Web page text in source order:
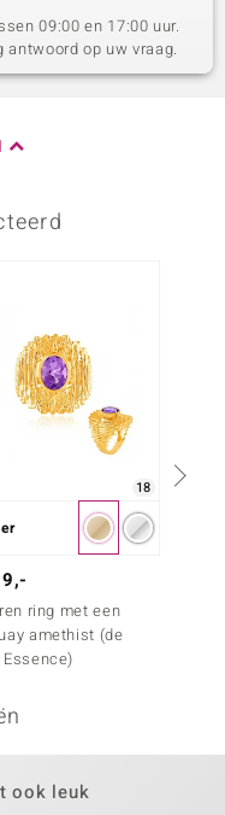
09:00 en 17:00 uur.
antwoord op uw vraag.
18
ring met een
amethist (de
ook leuk